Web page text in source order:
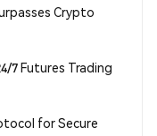
Crypto
7 Futures Trading
for Secure